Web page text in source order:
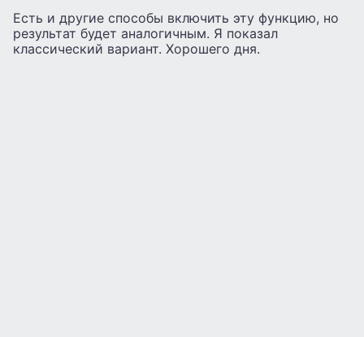
Есть и другие способы включить эту функцию, но
результат будет аналогичным. Я показал
классический вариант. Хорошего дня.